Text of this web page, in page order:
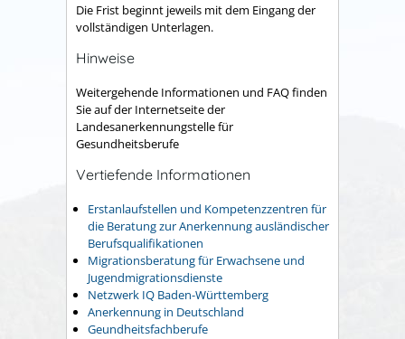
Die Frist beginnt jeweils mit dem Eingang der
vollständigen Unterlagen.
Hinweise
Weitergehende Informationen und FAQ finden
Sie auf der Internetseite der
Landesanerkennungstelle für
Gesundheitsberufe
Vertiefende Informationen
Erstanlaufstellen und Kompetenzzentren für
die Beratung zur Anerkennung ausländischer
Berufsqualifikationen
Migrationsberatung für Erwachsene und
Jugendmigrationsdienste
Netzwerk IQ Baden-Württemberg
Anerkennung in Deutschland
Geundheitsfachberufe